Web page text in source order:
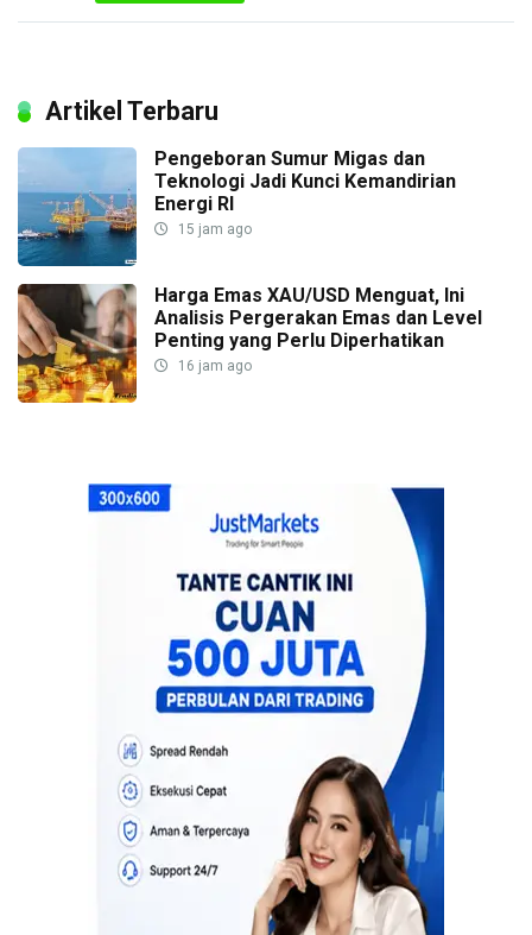
Artikel Terbaru
Pengeboran Sumur Migas dan
Teknologi Jadi Kunci Kemandirian
Energi RI
15 jam ago
Harga Emas XAU/USD Menguat, Ini
Analisis Pergerakan Emas dan Level
Penting yang Perlu Diperhatikan
16 jam ago